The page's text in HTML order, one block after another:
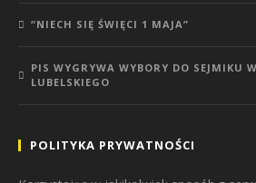
“NIECH SIĘ ŚWIĘCI 1 MAJA”
PIS WYGRYWA WYBORY DO SEJMIKU
LUBELSKIEGO
POLITYKA PRYWATNOŚCI